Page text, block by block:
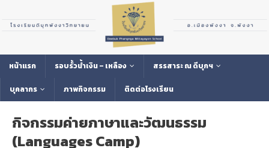
หน้าแรก รอบรั้วน้ำเงิน – เหลือง สรรสาระ ณ ดีบุกฯ
บุคลากร ภาพกิจกรรม ติดต่อโรงเรียน
กิจกรรมค่ายภาษาและวัฒนธรรม
(Languages Camp)